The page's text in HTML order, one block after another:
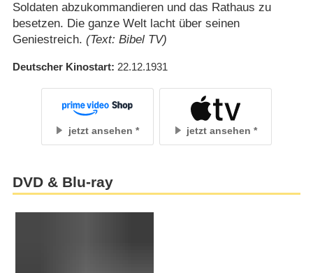
Soldaten abzukommandieren und das Rathaus zu
besetzen. Die ganze Welt lacht über seinen
Geniestreich. (Text: Bibel TV)
Deutscher Kinostart 22.12.1931
jetzt ansehen jetzt ansehen
DVD & Blu-ray